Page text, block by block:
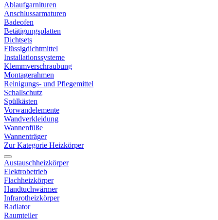
Ablaufgarnituren
Anschlussarmaturen
Badeofen
Betätigungsplatten
Dichtsets
Flüssigdichtmittel
Installationssysteme
Klemmverschraubung
Montagerahmen
Reinigungs- und Pflegemittel
Schallschutz
Spülkästen
Vorwandelemente
Wandverkleidung
Wannenfüße
Wannenträger
Zur Kategorie Heizkörper
Austauschheizkörper
Elektrobetrieb
Flachheizkörper
Handtuchwärmer
Infrarotheizkörper
Radiator
Raumteiler